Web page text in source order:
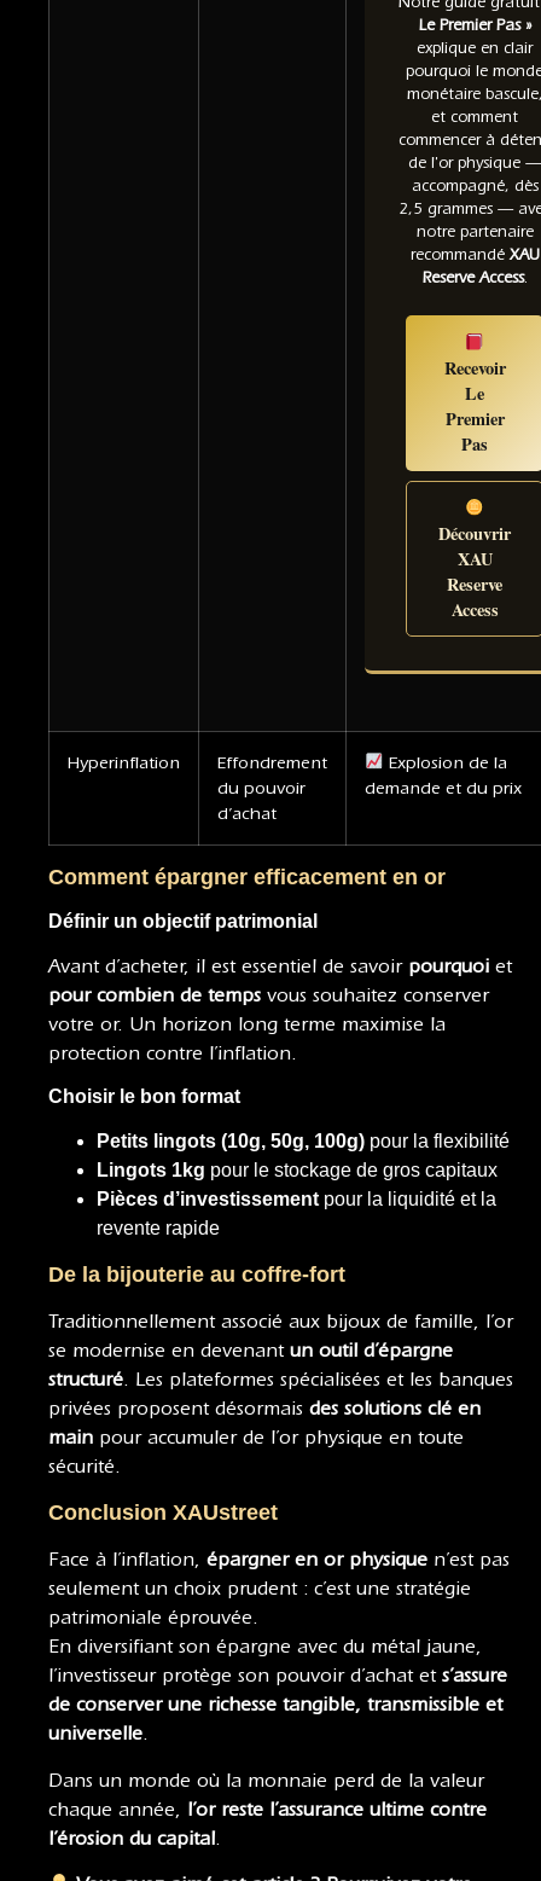
Le Premier Pas »
explique en clair
pourquoi le
monétaire
et comment
commencer à
de l'or physique —
accompagné, dès
2,5 grammes —
notre partenaire
recommandé XAU
Reserve Access.
Recevoir
Le
Premier
Pas
Découvrir
XAU
Reserve
Access
Hyperinflation
Effondrement
du pouvoir
d’achat
Explosion de la
demande et du prix
Comment épargner efficacement en or
Définir un objectif patrimonial
Avant d’acheter, il est essentiel de savoir pourquoi et
pour combien de temps vous souhaitez conserver
votre or. Un horizon long terme maximise la
protection contre l’inflation.
Choisir le bon format
Petits lingots (10g, 50g, 100g) pour la flexibilité
Lingots 1kg pour le stockage de gros capitaux
Pièces d’investissement pour la liquidité et la
revente rapide
De la bijouterie au coffre-fort
Traditionnellement associé aux bijoux de famille, l’or
se modernise en devenant un outil d’épargne
structuré. Les plateformes spécialisées et les banques
privées proposent désormais des solutions clé en
main pour accumuler de l’or physique en toute
sécurité.
Conclusion XAUstreet
Face à l’inflation, épargner en or physique n’est pas
seulement un choix prudent : c’est une stratégie
patrimoniale éprouvée.
En diversifiant son épargne avec du métal jaune,
l’investisseur protège son pouvoir d’achat et s’assure
de conserver une richesse tangible, transmissible et
universelle.
Dans un monde où la monnaie perd de la valeur
chaque année, l’or reste l’assurance ultime contre
l’érosion du capital